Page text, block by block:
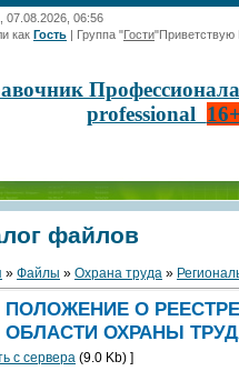
07.08.2026, 06:56
как Гость | Группа "Гости"Приветствую
professional 16+
файлов
» Файлы » Охрана труда »
ПОЛОЖЕНИЕ О
ОБЛАСТИ ОХРАНЫ
с сервера (9.0 Kb) ]